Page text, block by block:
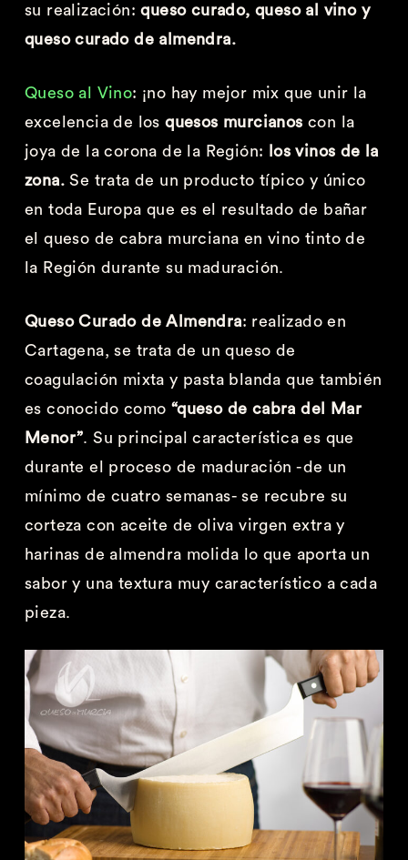
su realización: queso curado, queso al vino y
queso curado de almendra.
Queso al Vino: ¡no hay mejor mix que unir la
excelencia de losquesos murcianos con la
joya de la corona de la Región:
los vinos de la
zona.Se trata de un producto típico y único
en toda Europa que es el resultado de bañar
el queso de cabra murciana en vino tinto de
la Región durante su maduración.
Queso Curado de Almendra: realizado en
Cartagena, se trata de un queso de
coagulación mixta y pasta blanda que también
es conocido como “queso de cabra del Mar
Menor”. Su principal característica es que
durante el proceso de maduración -de un
mínimo de cuatro semanas- se recubre su
corteza con aceite de oliva virgen extra y
harinas de almendra molida lo que aporta un
sabor y una textura muy característico a cada
pieza.